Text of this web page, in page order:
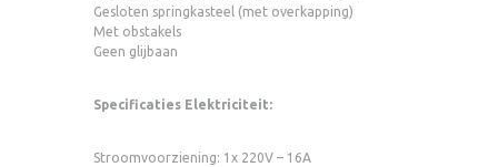
Gesloten springkasteel (met overkapping)
Met obstakels
Geen glijbaan
Specificaties Elektriciteit:
Stroomvoorziening: 1x 220V – 16A